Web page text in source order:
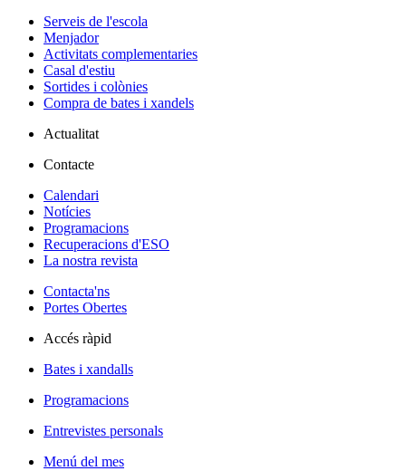
Serveis de l'escola
Menjador
Activitats complementaries
Casal d'estiu
Sortides i colònies
Compra de bates i xandels
Actualitat
Contacte
Calendari
Notícies
Programacions
Recuperacions d'ESO
La nostra revista
Contacta'ns
Portes Obertes
Accés ràpid
Bates i xandalls
Programacions
Entrevistes personals
Menú del mes